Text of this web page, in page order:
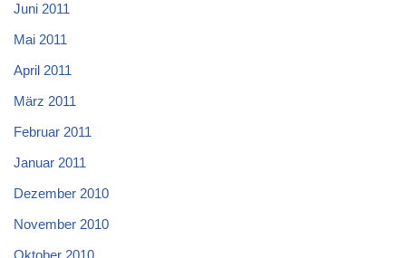
Juni 2011
Mai 2011
April 2011
März 2011
Februar 2011
Januar 2011
Dezember 2010
November 2010